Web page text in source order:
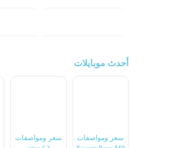
أحدث موبايلات
سعر ومواصفات
سعر ومواصفات